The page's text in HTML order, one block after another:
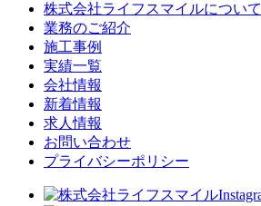
株式会社ライフスマイルについて
業務のご紹介
施工事例
実績一覧
会社情報
新着情報
求人情報
お問い合わせ
プライバシーポリシー